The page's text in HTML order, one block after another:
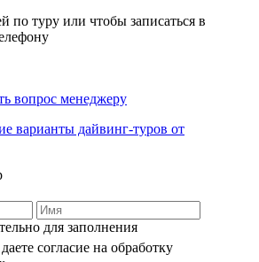
по туру или чтобы записаться в
вопрос менеджеру
варианты дайвинг-туров от
для заполнения
согласие на обработку